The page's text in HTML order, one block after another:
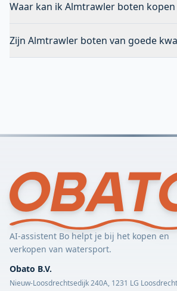
Waar kan ik Almtrawler boten
Zijn Almtrawler boten van goede
AI-assistent Bo helpt je bij het kopen en
verkopen van watersport.
Obato B.V.
Nieuw-Loosdrechtsedijk 240A, 1231 LG Loosdrecht